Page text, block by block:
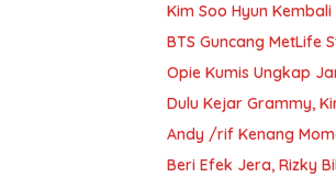
Kim Soo Hyun
BTS Guncang MetLife
Opie Kumis Ungkap
Dulu Kejar Grammy,
Andy /rif Kenang
Beri Efek Jera, Rizky